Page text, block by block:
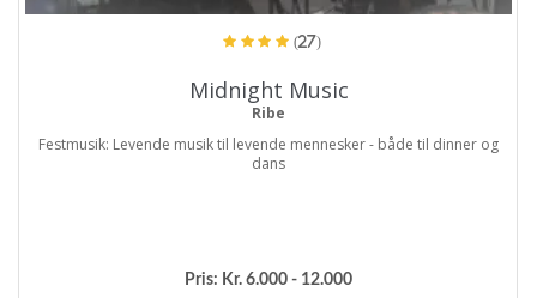
(27)
Midnight Music
Ribe
Festmusik: Levende musik til levende mennesker - både til dinner og
dans
Pris: Kr. 6.000 - 12.000